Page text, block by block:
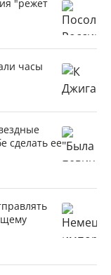
"режет
часы
сделать ее